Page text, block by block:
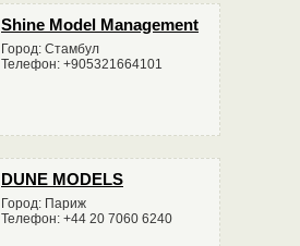
Shine Model Management
Город: Стамбул
Телефон: +905321664101
DUNE MODELS
Город: Париж
Телефон: +44 20 7060 6240